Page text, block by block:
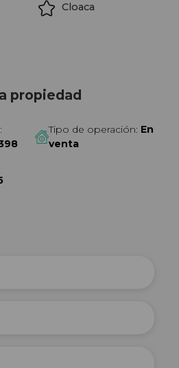
Cloaca
propiedad
Tipo de operación: En
venta